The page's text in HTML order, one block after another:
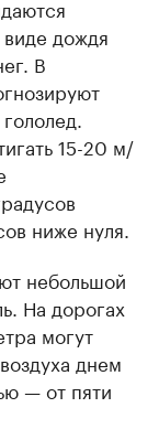
дождя
В
15-20 м/
ниже нуля.
небольшой
На дорогах
могут
днем
— от пяти